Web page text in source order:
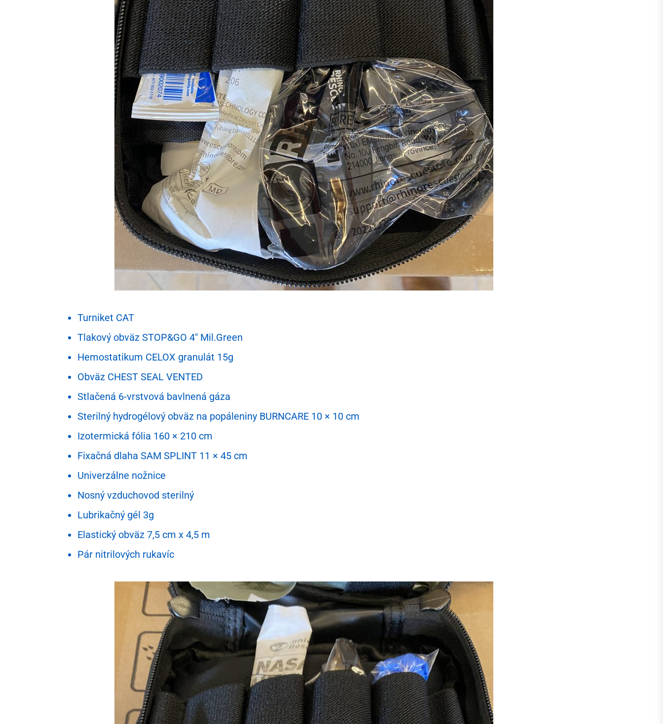
Turniket CAT
Tlakový obväz STOP&GO 4″ Mil.Green
Hemostatikum CELOX granulát 15g
Obväz CHEST SEAL VENTED
Stlačená 6-vrstvová bavlnená gáza
Sterilný hydrogélový obväz na popáleniny BURNCARE 10 × 10 cm
Izotermická fólia 160 × 210 cm
Fixačná dlaha SAM SPLINT 11 × 45 cm
Univerzálne nožnice
Nosný vzduchovod sterilný
Lubrikačný gél 3g
Elastický obväz 7,5 cm x 4,5 m
Pár nitrilových rukavíc